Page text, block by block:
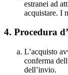
estranei ad
acquistare. I
4. Procedura
L’acquisto
conferma
dell’invio.